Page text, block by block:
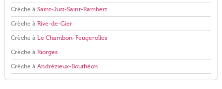
Crèche à Saint-Just-Saint-Rambert
Crèche à Rive-de-Gier
Crèche à Le Chambon-Feugerolles
Crèche à Riorges
Crèche à Andrézieux-Bouthéon